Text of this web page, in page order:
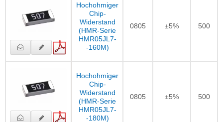
Hochohmiger
Chip-
Widerstand
(HMR-Serie
HMR05JL7-
-160M)
0805 ±5% 500
Hochohmiger
Chip-
Widerstand
(HMR-Serie
HMR05JL7-
-180M)
0805 ±5% 500